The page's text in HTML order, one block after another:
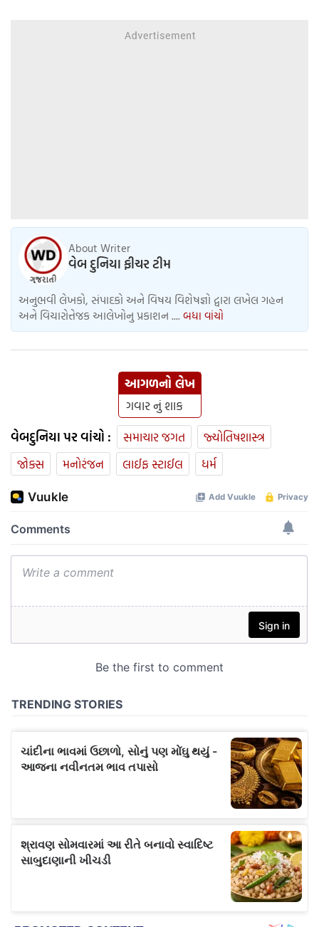
About Writer
વેબ દુનિયા ફીચર ટીમ
અનુભવી લેખકો, સંપાદકો અને વિષય વિશેષજ્ઞો દ્વારા લખેલ ગહન
અને વિચારોત્તેજક આલેખોનુ પ્રકાશન .... બધા વાંચો
આગળનો લેખ
ગવાર નું શાક
વેબદુનિયા પર વાંચો : સમાચાર જગત
જ્યોતિષશાસ્ત્ર
જોક્સ
મનોરંજન લાઈફ સ્ટાઈલ ધર્મ